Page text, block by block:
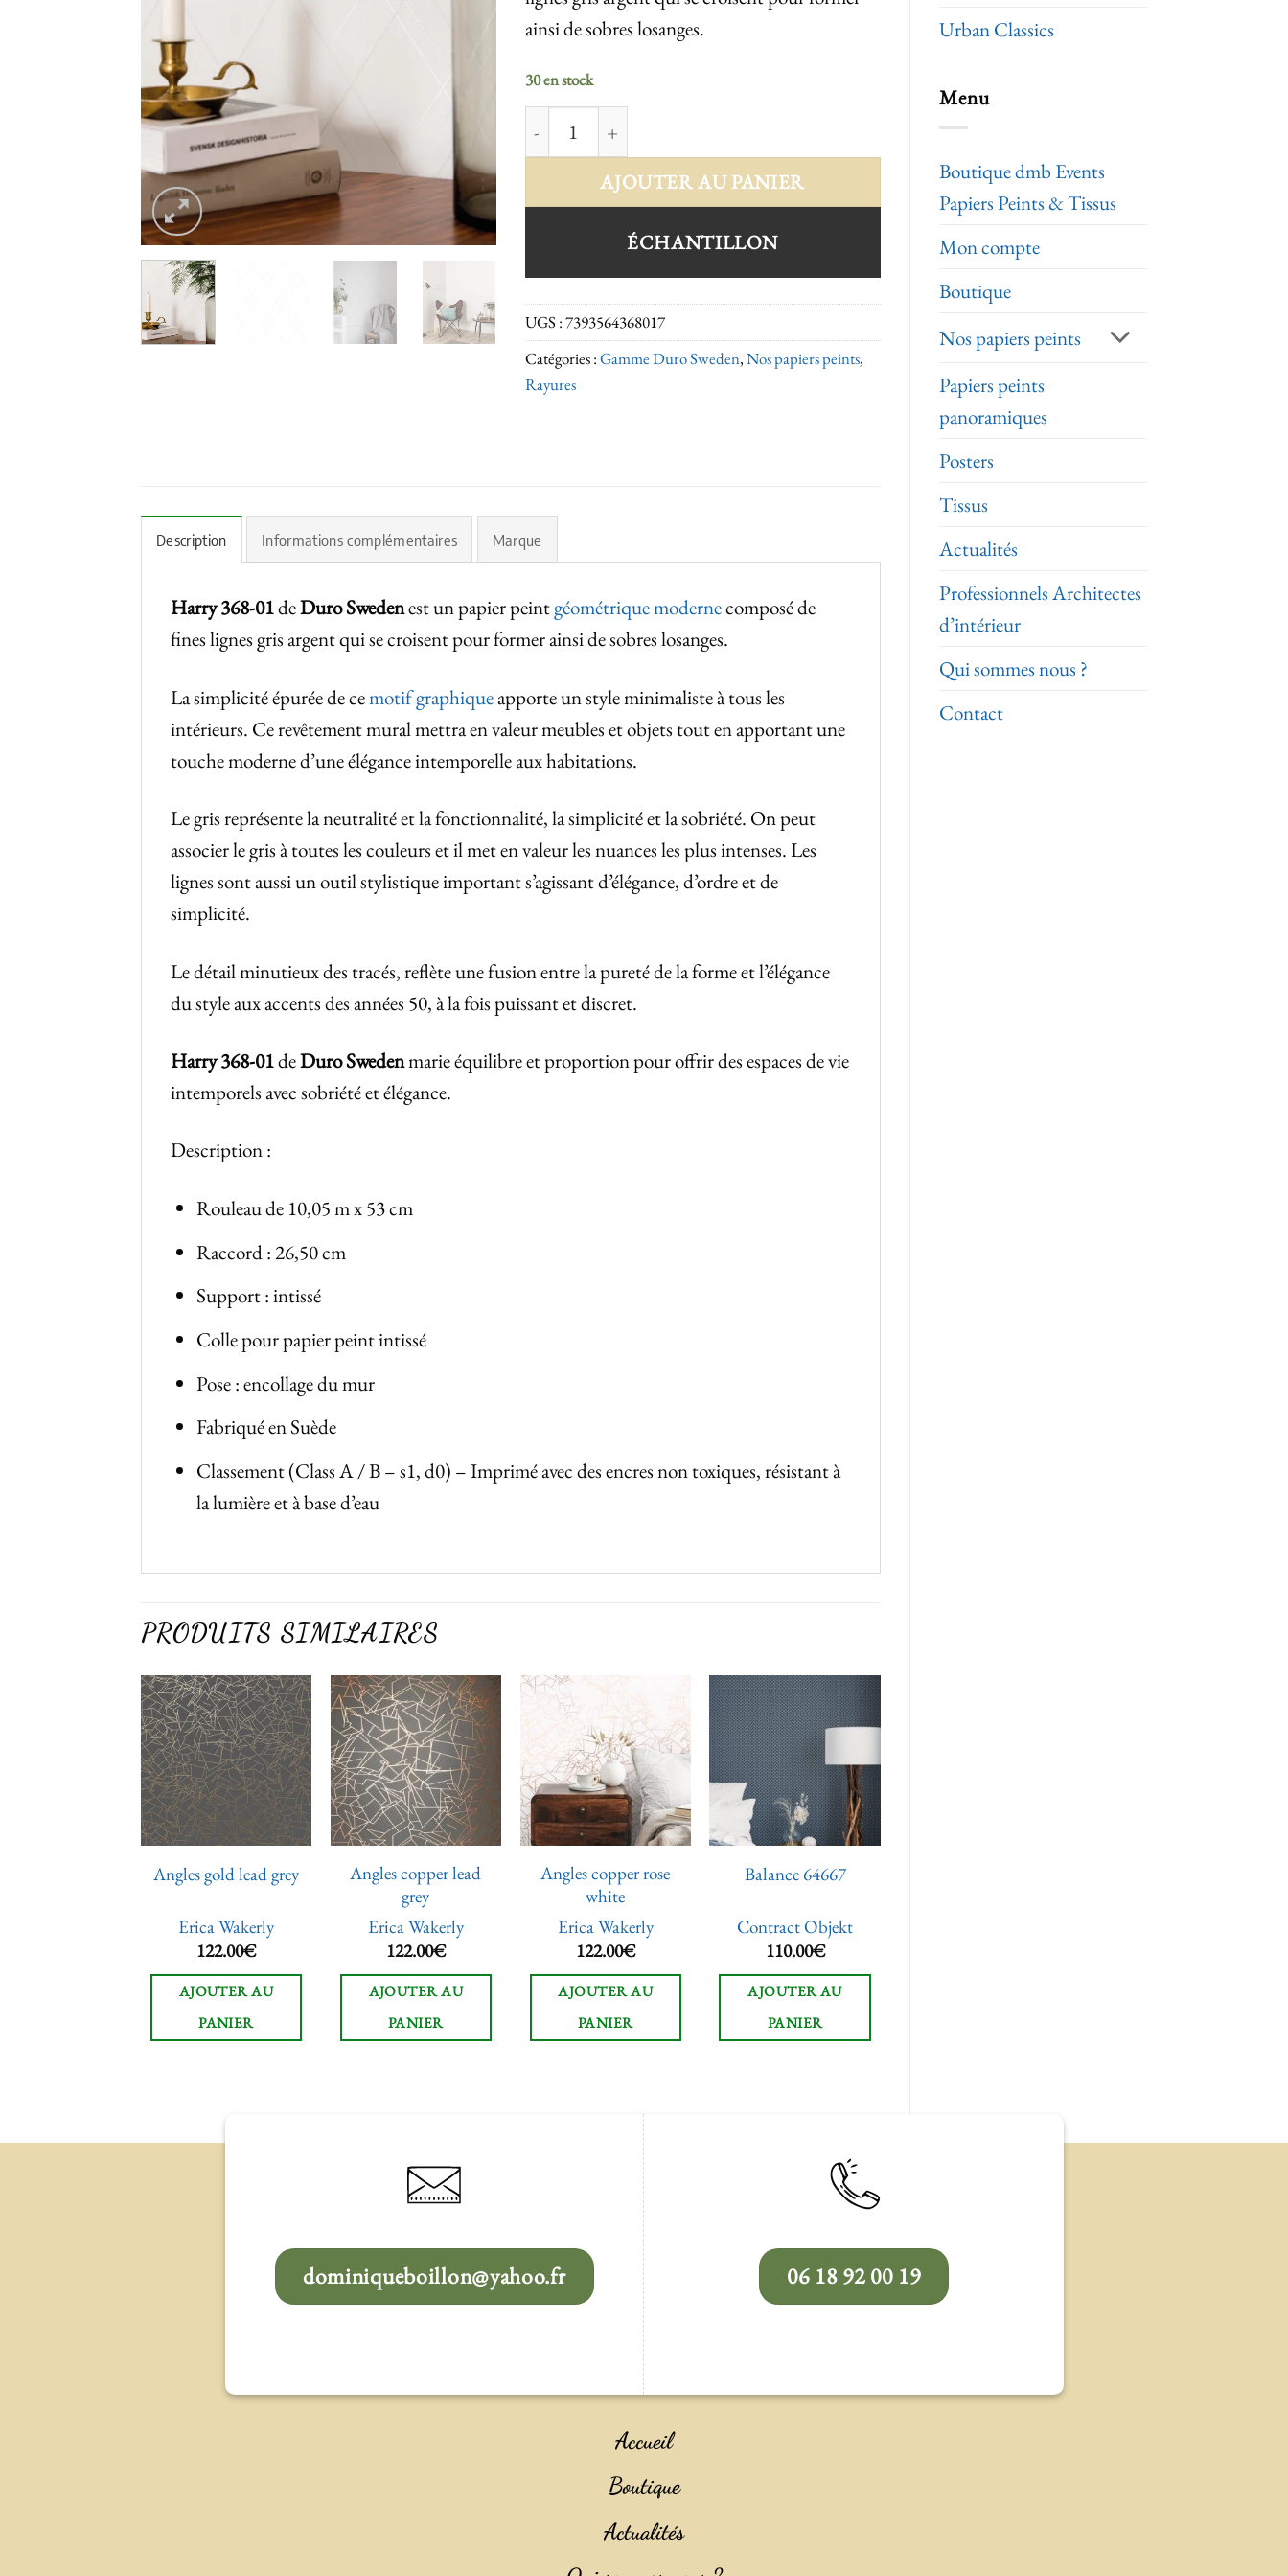
Urban Classics
Menu
Boutique dmb Events
Papiers Peints & Tissus
Mon compte
Boutique
Nos papiers peints
Papiers peints
panoramiques
Posters
Tissus
Actualités
Professionnels Architectes
d’intérieur
Qui sommes nous ?
Contact
ainsi de sobres losanges.
30 en stock
quantité de Harry 368-01
AJOUTER AU PANIER
ÉCHANTILLON
UGS :7393564368017
Catégories :Gamme Duro Sweden,Nos papiers peints,
Rayures
Description Informations complémentaires Marque
Harry368-01deDuro Swedenest un papier peintgéométrique modernecomposé de
fines lignes gris argent qui se croisent pour former ainsi de sobres losanges.
La simplicité épurée de cemotif graphiqueapporte un style minimaliste à tous les
intérieurs. Ce revêtement mural mettra en valeur meubles et objets tout en apportant une
touche moderne d’une élégance intemporelle aux habitations.
Le gris représente la neutralité et la fonctionnalité, la simplicité et la sobriété. On peut
associer le gris à toutes les couleurs et il met en valeur les nuances les plus intenses. Les
lignes sont aussi un outil stylistique important s’agissant d’élégance, d’ordre et de
simplicité.
Le détail minutieux des tracés, reflète une fusion entre la pureté de la forme et l’élégance
du style aux accents des années 50, à la fois puissant et discret.
Harry368-01deDuro Swedenmarie équilibre et proportion pour offrir des espaces de vie
intemporels avec sobriété et élégance.
Description :
Rouleau de 10,05 m x 53 cm
Raccord : 26,50 cm
Support : intissé
Colle pour papier peint intissé
Pose : encollage du mur
Fabriqué en Suède
Classement (Class A / B – s1, d0) – Imprimé avec des encres non toxiques, résistant à
la lumière et à base d’eau
PRODUITS SIMILAIRES
Ajouter
à la liste
de
souhaits
Angles gold lead grey
Erica Wakerly
122.00€
AJOUTER AU
PANIER
Ajouter
à la liste
de
souhaits
Angles copper lead
grey
Erica Wakerly
122.00€
AJOUTER AU
PANIER
Ajouter
à la liste
de
souhaits
Angles copper rose
white
Erica Wakerly
122.00€
AJOUTER AU
PANIER
Ajouter
à la liste
de
souhaits
Balance 64667
Contract Objekt
110.00€
AJOUTER AU
PANIER
dominiqueboillon@yahoo.fr 06 18 92 00 19
Accueil
Boutique
Actualités